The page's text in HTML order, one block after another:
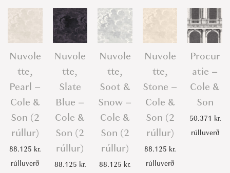
Nuvole
tte,
Pearl –
Cole &
Son (2
rúllur)
88.125 kr.
rúlluverð
Nuvole
tte,
Slate
Blue –
Cole &
Son (2
rúllur)
88.125 kr.
Nuvole
tte,
Soot &
Snow –
Cole &
Son (2
rúllur)
88.125 kr.
Nuvole
tte,
Stone –
Cole &
Son (2
rúllur)
88.125 kr.
rúlluverð
Procur
atie –
Cole &
Son
50.371 kr.
rúlluverð